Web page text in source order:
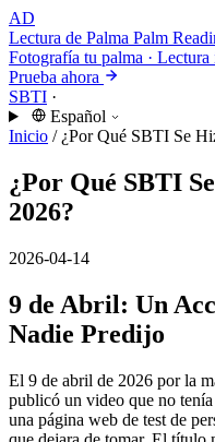
AD
Lectura de Palma Palm
Fotografía tu palma · Lectura
Prueba ahora
SBTI ·
Español
Inicio / ¿Por Qué SBTI Se
¿Por Qué SBTI
2026?
2026-04-14
9 de Abril: Un
Nadie Predijo
El 9 de abril de 2026 por la
publicó un video que no
una página web de test de